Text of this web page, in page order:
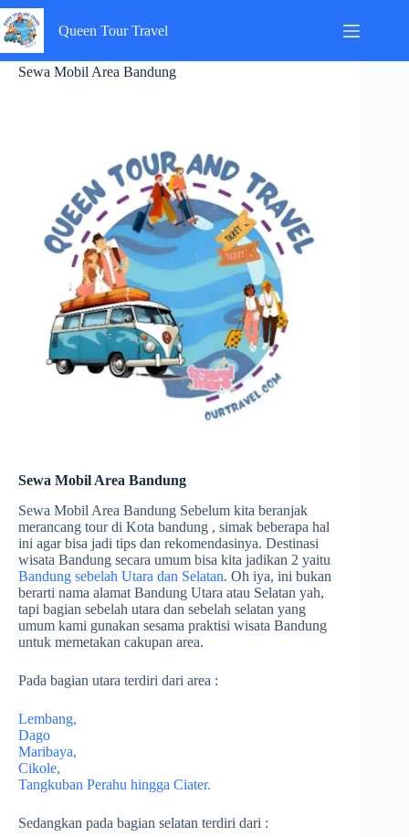
Skip
to
content
Queen Tour Travel
Sewa Mobil Area Bandung
Sewa Mobil Area Bandung
Sewa Mobil Area Bandung Sebelum kita beranjak
merancang tour di Kota bandung , simak beberapa hal
ini agar bisa jadi tips dan rekomendasinya. Destinasi
wisata Bandung secara umum bisa kita jadikan 2 yaitu
Bandung sebelah Utara dan Selatan. Oh iya, ini bukan
berarti nama alamat Bandung Utara atau Selatan yah,
tapi bagian sebelah utara dan sebelah selatan yang
umum kami gunakan sesama praktisi wisata Bandung
untuk memetakan cakupan area.
Pada bagian utara terdiri dari area :
Lembang,
Dago
Maribaya,
Cikole,
Tangkuban Perahu hingga Ciater.
Sedangkan pada bagian selatan terdiri dari :